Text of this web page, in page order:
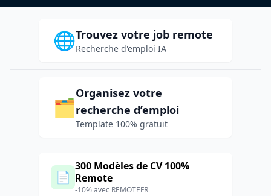
🌐Trouvez votre job remote
Recherche d'emploi IA
🗂️
Organisez votre
recherche d’emploi
Template 100% gratuit
📄
300 Modèles de CV 100%
Remote
-10% avec REMOTEFR